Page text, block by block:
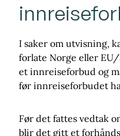
I saker om utvisning,
forlate Norge eller
et innreiseforbud og
før innreiseforbudet
Før det fattes vedtak
blir det gitt et